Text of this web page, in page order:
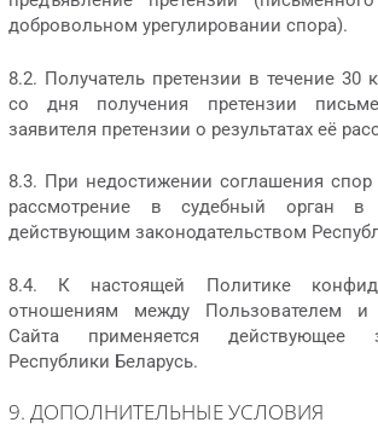
добровольном урегулировании спора).
8.2. Получатель претензии в течение 30
со дня получения претензии
заявителя претензии о результатах её
8.3. При недостижении соглашения спор
рассмотрение в судебный орган в
действующим законодательством
8.4. К настоящей Политике
отношениям между Пользователем и
Сайта применяется действующее
Республики Беларусь.
9. ДОПОЛНИТЕЛЬНЫЕ УСЛОВИЯ